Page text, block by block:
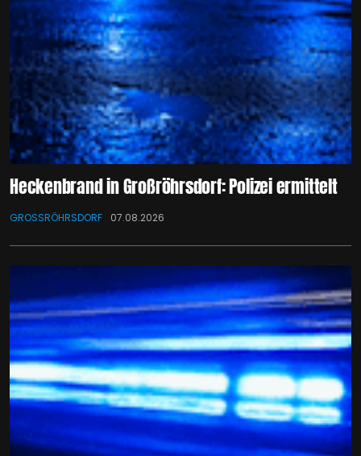
Heckenbrand in Großröhrsdorf: Polizei ermittelt
GROSSRÖHRSDORF 07.08.2026